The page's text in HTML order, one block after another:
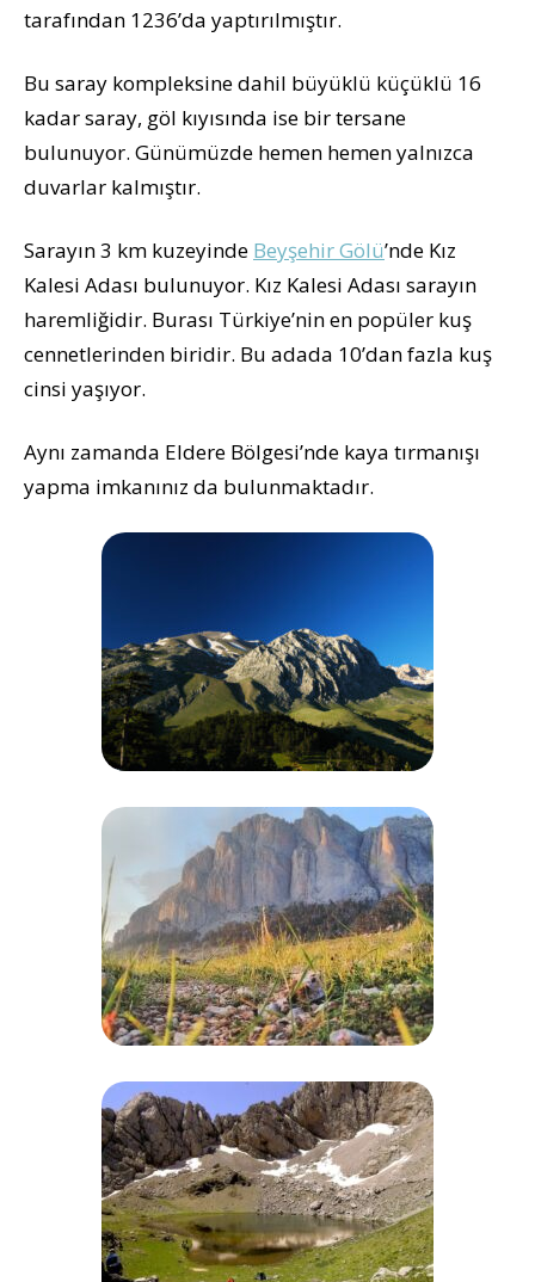
tarafından 1236’da yaptırılmıştır.
Bu saray kompleksine dahil büyüklü küçüklü 16
kadar saray, göl kıyısında ise bir tersane
bulunuyor. Günümüzde hemen hemen yalnızca
duvarlar kalmıştır.
Sarayın 3 km kuzeyinde Beyşehir Gölü’nde Kız
Kalesi Adası bulunuyor. Kız Kalesi Adası sarayın
haremliğidir. Burası Türkiye’nin en popüler kuş
cennetlerinden biridir. Bu adada 10’dan fazla kuş
cinsi yaşıyor.
Aynı zamanda Eldere Bölgesi’nde kaya tırmanışı
yapma imkanınız da bulunmaktadır.